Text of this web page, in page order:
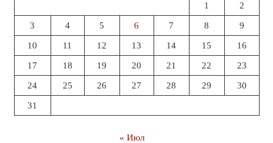
1 2
3 4 5 6 7 8 9
10 11 12 13 14 15 16
17 18 19 20 21 22 23
24 25 26 27 28 29 30
31
« Июл